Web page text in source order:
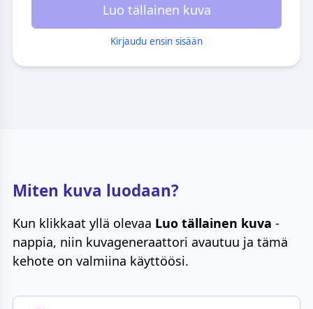
Luo tällainen kuva
Kirjaudu ensin sisään
Miten kuva luodaan?
Kun klikkaat yllä olevaa Luo tällainen kuva -
nappia, niin kuvageneraattori avautuu ja tämä
kehote on valmiina käyttöösi.